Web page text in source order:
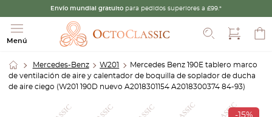
Envío mundial gratuito para pedidos superiores a £99.*
Menú
Mercedes-Benz W201
Mercedes Benz 190E tablero marco
de ventilación de aire y calentador de boquilla de soplador de ducha
de aire ciego (W201 190D nuevo A2018301154 A2018300374 84-93)
-15%